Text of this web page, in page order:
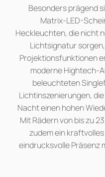
Besonders prägend
Matrix-LED-
Heckleuchten, die nicht
Lichtsignatur
Projektionsfunktionen
moderne Hightech-
beleuchteten
Lichtinszenierungen,
Nacht einen hohen
Mit Rädern von bis zu
zudem ein
eindrucksvolle Präsenz